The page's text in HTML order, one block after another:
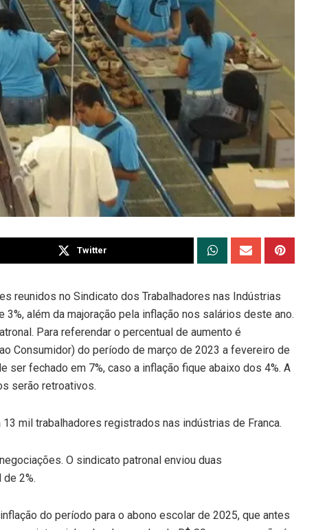
Twitter
reunidos no Sindicato dos Trabalhadores nas Indústrias
além da majoração pela inflação nos salários deste ano.
Para referendar o percentual de aumento é
Consumidor) do período de março de 2023 a fevereiro de
ser fechado em 7%, caso a inflação fique abaixo dos 4%. A
serão retroativos.
mil trabalhadores registrados nas indústrias de Franca.
O sindicato patronal enviou duas
2%.
do período para o abono escolar de 2025, que antes